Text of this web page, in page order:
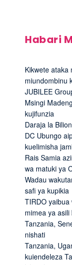
Habari
Kikwete ataka
miundombinu
JUBILEE
Msingi
kujifunzia
Daraja la
DC Ubungo
kuelimisha
Rais Samia
wa matuki ya
Wadau
safi ya kupikia
TIRDO yaibua
mimea ya
Tanzania,
nishati
Tanzania,
kuiendeleza